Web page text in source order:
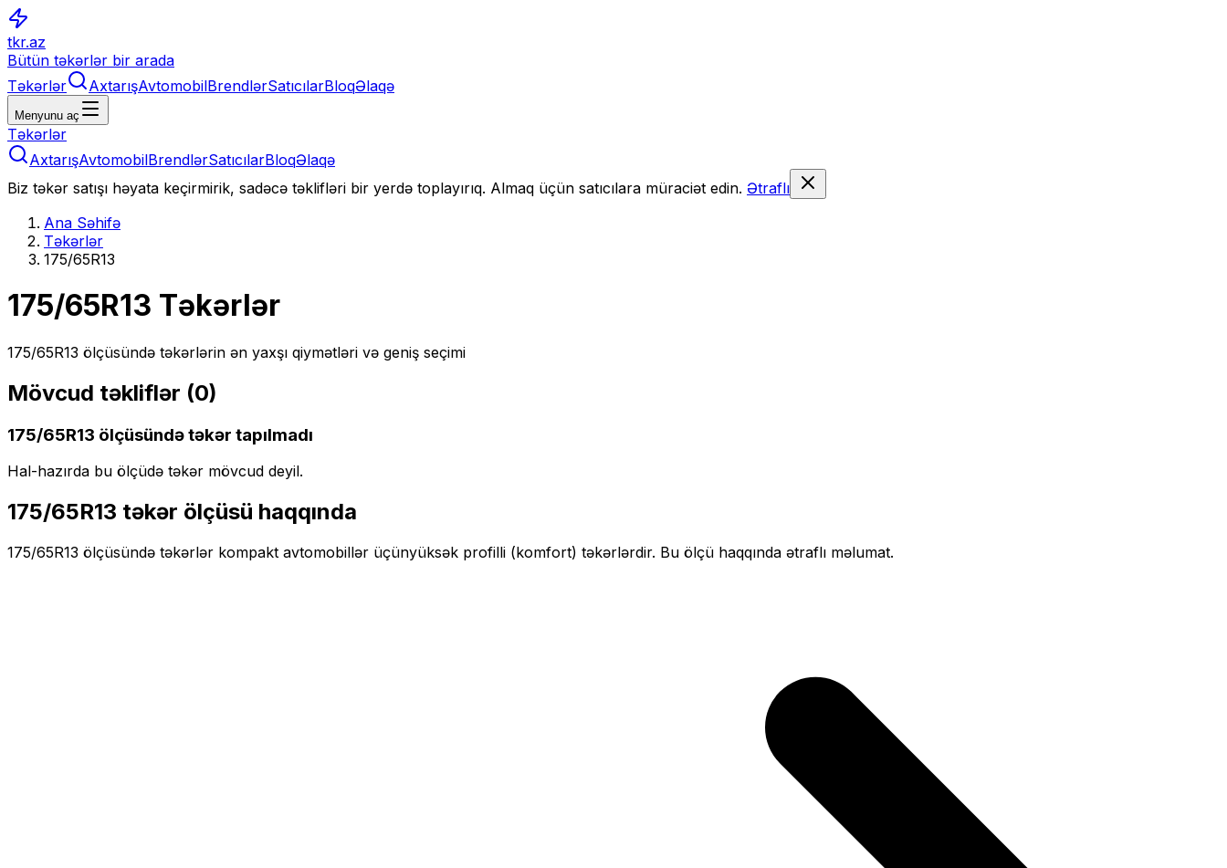
tkr.az
Bütün təkərlər bir arada
Təkərlər
AxtarışAvtomobilBrendlərSatıcılarBloqƏlaqə
Menyunu aç
Təkərlər
AxtarışAvtomobilBrendlərSatıcılarBloqƏlaqə
Biz təkər satışı həyata keçirmirik, sadəcə təklifləri bir yerdə toplayırıq. Almaq üçün satıcılara müraciət edin. Ətraflı
Ana Səhifə
Təkərlər
175/65R13
175/65R13 Təkərlər
175/65R13 ölçüsündə təkərlərin ən yaxşı qiymətləri və geniş seçimi
Mövcud təkliflər (0)
175/65R13 ölçüsündə təkər tapılmadı
Hal-hazırda bu ölçüdə təkər mövcud deyil.
175/65R13 təkər ölçüsü haqqında
175/65R13 ölçüsündə təkərlər kompakt avtomobillər üçünyüksək profilli (komfort) təkərlərdir. Bu ölçü haqqında ətraflı məlumat.